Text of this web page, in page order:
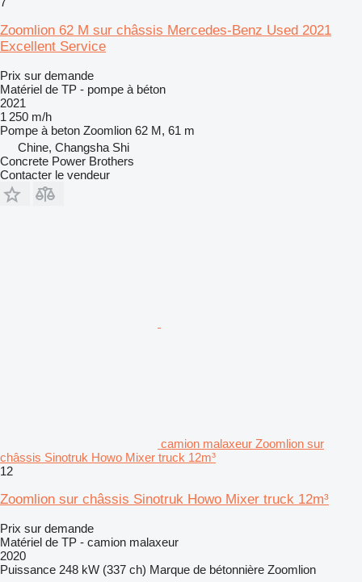
Zoomlion 62 M sur châssis Mercedes-Benz Used 2021
Excellent Service
Prix sur demande
Matériel de TP - pompe à béton
2021
1 250 m/h
Pompe à beton Zoomlion 62 M, 61 m
Chine, Changsha Shi
Concrete Power Brothers
Contacter le vendeur
camion malaxeur Zoomlion sur
châssis Sinotruk Howo Mixer truck 12m³
12
Zoomlion sur châssis Sinotruk Howo Mixer truck 12m³
Prix sur demande
Matériel de TP - camion malaxeur
2020
Puissance 248 kW (337 ch) Marque de bétonnière Zoomlion